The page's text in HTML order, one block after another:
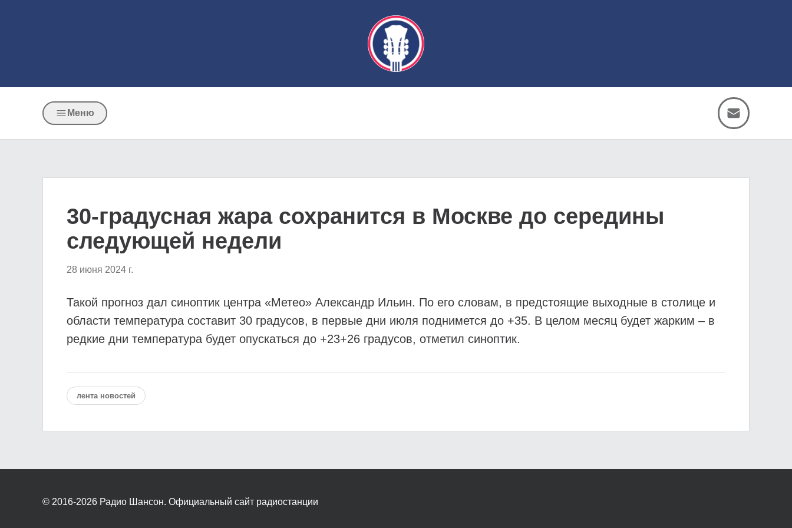
Меню
30-градусная жара сохранится в Москве до середины
следующей недели
28 июня 2024 г.
Такой прогноз дал синоптик центра «Метео» Александр Ильин. По его словам, в предстоящие выходные в столице и
области температура составит 30 градусов, в первые дни июля поднимется до +35. В целом месяц будет жарким – в
редкие дни температура будет опускаться до +23+26 градусов, отметил синоптик.
лента новостей
© 2016-2026 Радио Шансон. Официальный сайт радиостанции